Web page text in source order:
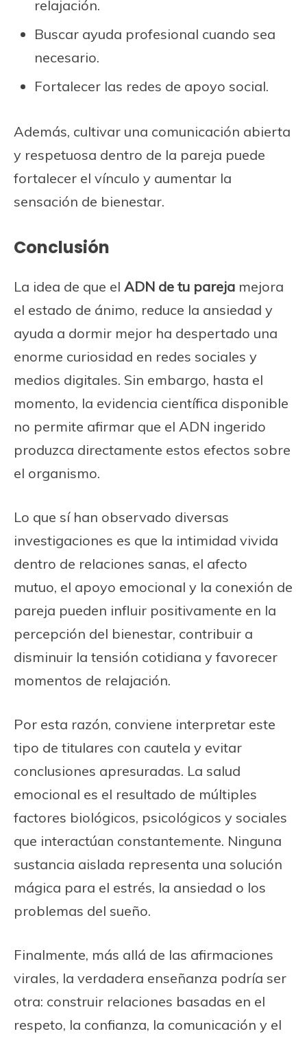
relajación.
Buscar ayuda profesional cuando sea
necesario.
Fortalecer las redes de apoyo social.
Además, cultivar una comunicación abierta
y respetuosa dentro de la pareja puede
fortalecer el vínculo y aumentar la
sensación de bienestar.
Conclusión
La idea de que el ADN de tu pareja mejora
el estado de ánimo, reduce la ansiedad y
ayuda a dormir mejor ha despertado una
enorme curiosidad en redes sociales y
medios digitales. Sin embargo, hasta el
momento, la evidencia científica disponible
no permite afirmar que el ADN ingerido
produzca directamente estos efectos sobre
el organismo.
Lo que sí han observado diversas
investigaciones es que la intimidad vivida
dentro de relaciones sanas, el afecto
mutuo, el apoyo emocional y la conexión de
pareja pueden influir positivamente en la
percepción del bienestar, contribuir a
disminuir la tensión cotidiana y favorecer
momentos de relajación.
Por esta razón, conviene interpretar este
tipo de titulares con cautela y evitar
conclusiones apresuradas. La salud
emocional es el resultado de múltiples
factores biológicos, psicológicos y sociales
que interactúan constantemente. Ninguna
sustancia aislada representa una solución
mágica para el estrés, la ansiedad o los
problemas del sueño.
Finalmente, más allá de las afirmaciones
virales, la verdadera enseñanza podría ser
otra: construir relaciones basadas en el
respeto, la confianza, la comunicación y el